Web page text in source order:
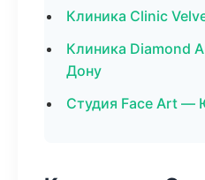
Клиника Clinic
Клиника Diamond
Дону
Студия Face Art —